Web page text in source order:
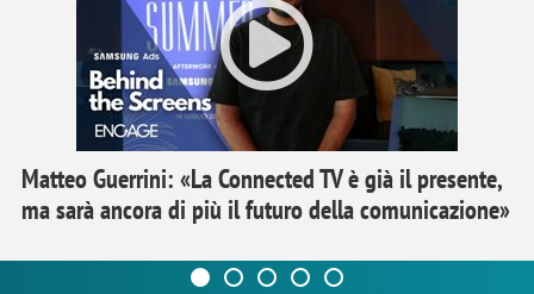
Matteo Guerrini: «La Connected TV è già il presente,
ma sarà ancora di più il futuro della comunicazione»